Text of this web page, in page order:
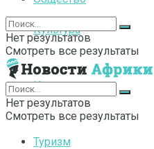
Культура
Интернет
Туризм
Нет результатов
Смотреть все результаты
Нет результатов
Смотреть все результаты